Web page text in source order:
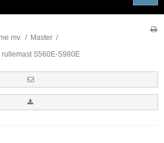
mv. / Master /
S560E-S980E